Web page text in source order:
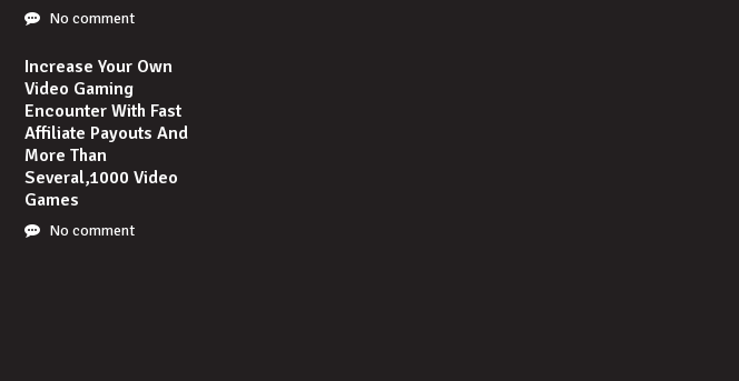
No comment
Increase Your Own
Video Gaming
Encounter With Fast
Affiliate Payouts And
More Than
Several,1000 Video
Games
No comment